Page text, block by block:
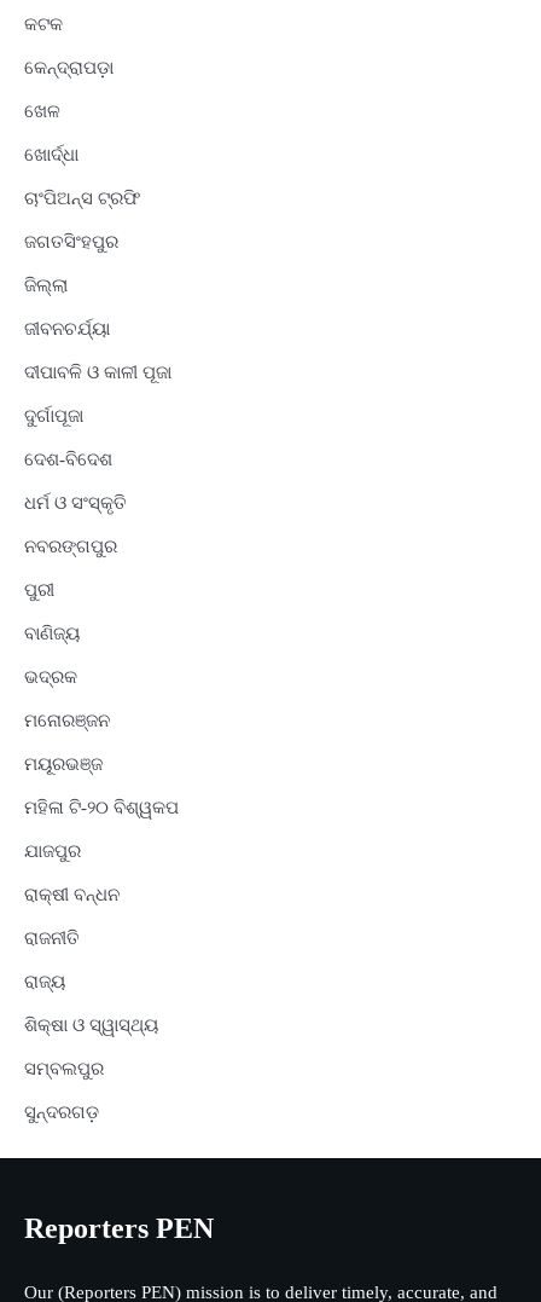
କଟକ
କେନ୍ଦ୍ରାପଡ଼ା
ଖେଳ
ଖୋର୍ଦ୍ଧା
ଚାଂପିଅନ୍ସ ଟ୍ରଫି
ଜଗତସିଂହପୁର
ଜିଲ୍ଲା
ଜୀବନଚର୍ଯ୍ୟା
ଦୀପାବଳି ଓ କାଳୀ ପୂଜା
ଦୁର୍ଗାପୂଜା
ଦେଶ-ବିଦେଶ
ଧର୍ମ ଓ ସଂସ୍କୃତି
ନବରଙ୍ଗପୁର
ପୁରୀ
ବାଣିଜ୍ୟ
ଭଦ୍ରକ
ମନୋରଞ୍ଜନ
ମୟୂରଭଞ୍ଜ
ମହିଳା ଟି-୨୦ ବିଶ୍ୱକପ
ଯାଜପୁର
ରାକ୍ଷୀ ବନ୍ଧନ
ରାଜନୀତି
ରାଜ୍ୟ
ଶିକ୍ଷା ଓ ସ୍ୱାସ୍ଥ୍ୟ
ସମ୍ବଲପୁର
ସୁନ୍ଦରଗଡ଼
Reporters PEN
Our (Reporters PEN) mission is to deliver timely, accurate, and